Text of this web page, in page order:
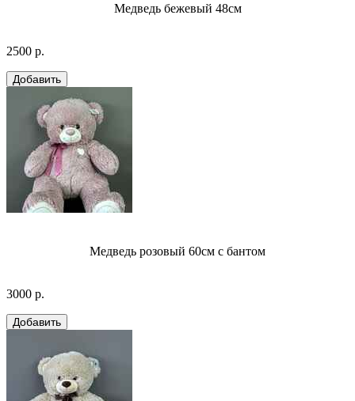
Медведь бежевый 48см
2500 р.
Медведь розовый 60см с бантом
3000 р.